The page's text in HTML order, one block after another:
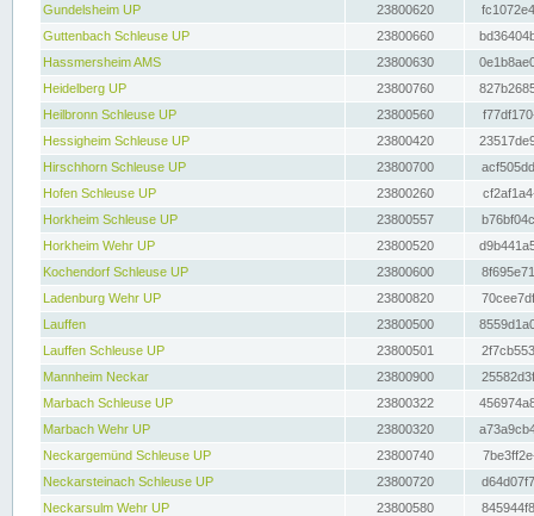
Gundelsheim UP
23800620
Guttenbach Schleuse UP
23800660
Hassmersheim AMS
23800630
Heidelberg UP
23800760
Heilbronn Schleuse UP
23800560
Hessigheim Schleuse UP
23800420
Hirschhorn Schleuse UP
23800700
Hofen Schleuse UP
23800260
Horkheim Schleuse UP
23800557
Horkheim Wehr UP
23800520
Kochendorf Schleuse UP
23800600
Ladenburg Wehr UP
23800820
Lauffen
23800500
Lauffen Schleuse UP
23800501
Mannheim Neckar
23800900
Marbach Schleuse UP
23800322
Marbach Wehr UP
23800320
Neckargemünd Schleuse UP
23800740
Neckarsteinach Schleuse UP
23800720
Neckarsulm Wehr UP
23800580